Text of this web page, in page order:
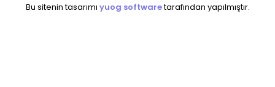
Bu sitenin tasarımı yuog softwaretarafından yapılmıştır.